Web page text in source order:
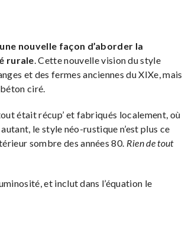
une nouvelle façon d’aborder la
rurale. Cette nouvelle vision du style
et des fermes anciennes du XIXe, mais
ciré.
était récup’ et fabriqués localement, où
le style néo-rustique n’est plus ce
sombre des années 80. Rien de tout
et inclut dans l’équation le